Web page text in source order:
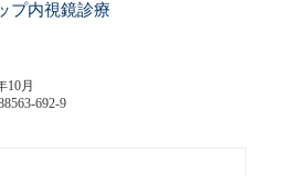
プ内視鏡診療
月
692-9